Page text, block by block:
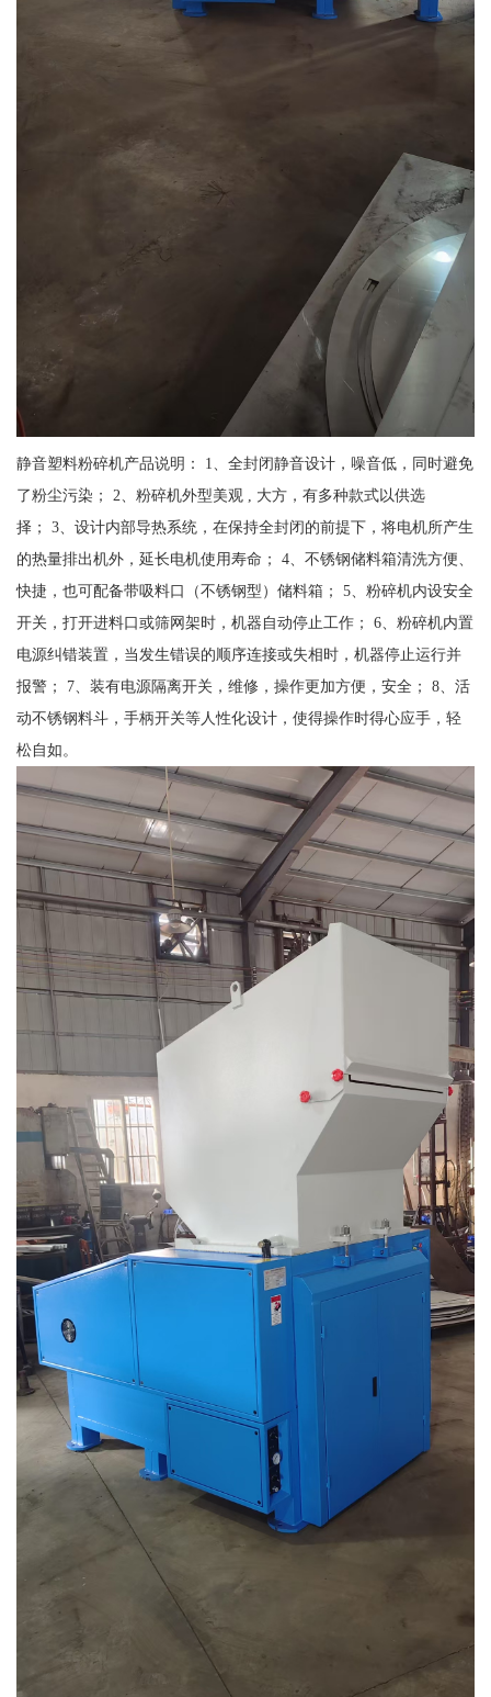
静音塑料粉碎机产品说明： 1、全封闭静音设计，噪音低，同时避免
了粉尘污染； 2、粉碎机外型美观 , 大方，有多种款式以供选
择； 3、设计内部导热系统，在保持全封闭的前提下，将电机所产生
的热量排出机外，延长电机使用寿命； 4、不锈钢储料箱清洗方便、
快捷，也可配备带吸料口（不锈钢型）储料箱； 5、粉碎机内设安全
开关，打开进料口或筛网架时，机器自动停止工作； 6、粉碎机内置
电源纠错装置，当发生错误的顺序连接或失相时，机器停止运行并
报警； 7、装有电源隔离开关，维修，操作更加方便，安全； 8、活
动不锈钢料斗，手柄开关等人性化设计，使得操作时得心应手，轻
松自如。